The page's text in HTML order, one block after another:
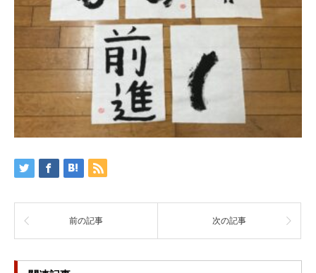
前の記事 次の記事